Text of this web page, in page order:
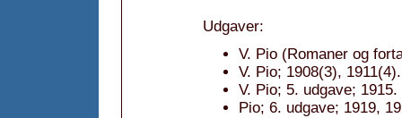
Udgaver:
V. Pio (Romaner og
V. Pio; 1908(3), 1911(4).
V. Pio; 5. udgave; 1915.
Pio; 6. udgave; 1919,